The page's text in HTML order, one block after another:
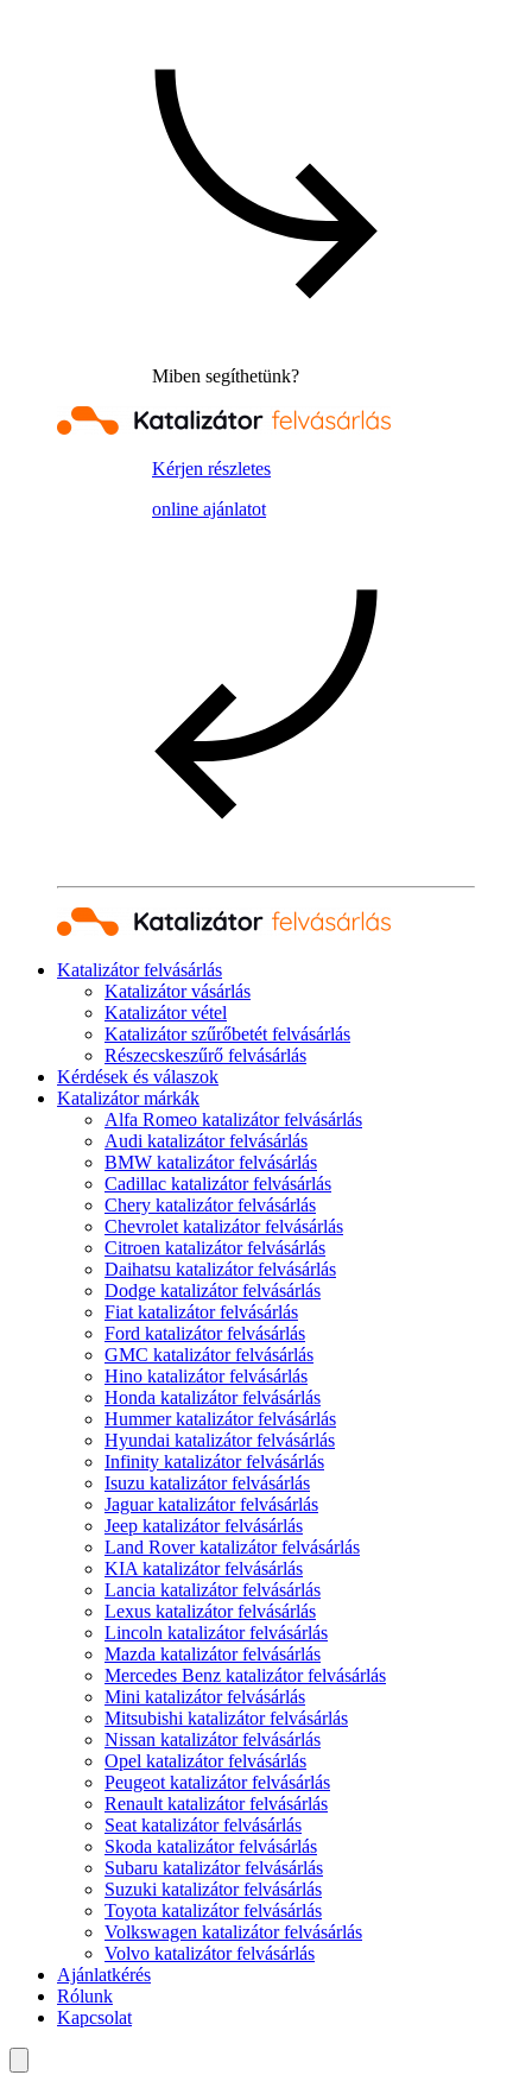
Miben segíthetünk?
Kérjen részletes
online ajánlatot
Katalizátor felvásárlás
Katalizátor vásárlás
Katalizátor vétel
Katalizátor szűrőbetét felvásárlás
Részecskeszűrő felvásárlás
Kérdések és válaszok
Katalizátor márkák
Alfa Romeo katalizátor felvásárlás
Audi katalizátor felvásárlás
BMW katalizátor felvásárlás
Cadillac katalizátor felvásárlás
Chery katalizátor felvásárlás
Chevrolet katalizátor felvásárlás
Citroen katalizátor felvásárlás
Daihatsu katalizátor felvásárlás
Dodge katalizátor felvásárlás
Fiat katalizátor felvásárlás
Ford katalizátor felvásárlás
GMC katalizátor felvásárlás
Hino katalizátor felvásárlás
Honda katalizátor felvásárlás
Hummer katalizátor felvásárlás
Hyundai katalizátor felvásárlás
Infinity katalizátor felvásárlás
Isuzu katalizátor felvásárlás
Jaguar katalizátor felvásárlás
Jeep katalizátor felvásárlás
Land Rover katalizátor felvásárlás
KIA katalizátor felvásárlás
Lancia katalizátor felvásárlás
Lexus katalizátor felvásárlás
Lincoln katalizátor felvásárlás
Mazda katalizátor felvásárlás
Mercedes Benz katalizátor felvásárlás
Mini katalizátor felvásárlás
Mitsubishi katalizátor felvásárlás
Nissan katalizátor felvásárlás
Opel katalizátor felvásárlás
Peugeot katalizátor felvásárlás
Renault katalizátor felvásárlás
Seat katalizátor felvásárlás
Skoda katalizátor felvásárlás
Subaru katalizátor felvásárlás
Suzuki katalizátor felvásárlás
Toyota katalizátor felvásárlás
Volkswagen katalizátor felvásárlás
Volvo katalizátor felvásárlás
Ajánlatkérés
Rólunk
Kapcsolat